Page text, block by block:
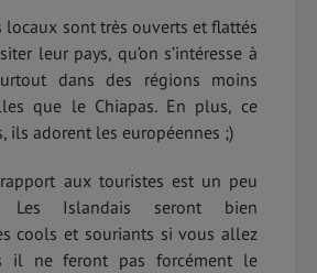
locaux sont très ouverts et flattés
leur pays, qu’on s’intéresse à
dans des régions moins
que le Chiapas. En plus, ce
ils adorent les européennes ;)
aux touristes est un peu
Les Islandais seront bien
cools et souriants si vous allez
il ne feront pas forcément le